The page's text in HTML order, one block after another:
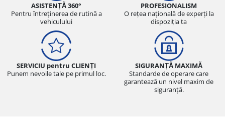
ASISTENȚĂ 360°
Pentru întreținerea de rutină a
vehiculului
PROFESIONALISM
O rețea națională de experți la
dispoziția ta
SERVICIU pentru CLIENȚI
Punem nevoile tale pe primul loc.
SIGURANȚĂ MAXIMĂ
Standarde de operare care
garantează un nivel maxim de
siguranță.